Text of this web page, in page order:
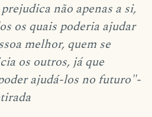
não apenas a si,
os quais poderia ajudar
melhor, quem se
os outros, já que
ajudá-los no futuro"-